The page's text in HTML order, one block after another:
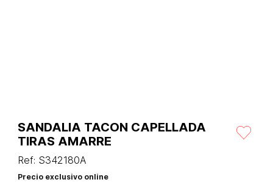
SANDALIA TACON CAPELLADA
TIRAS AMARRE
Ref: S342180A
Precio exclusivo online